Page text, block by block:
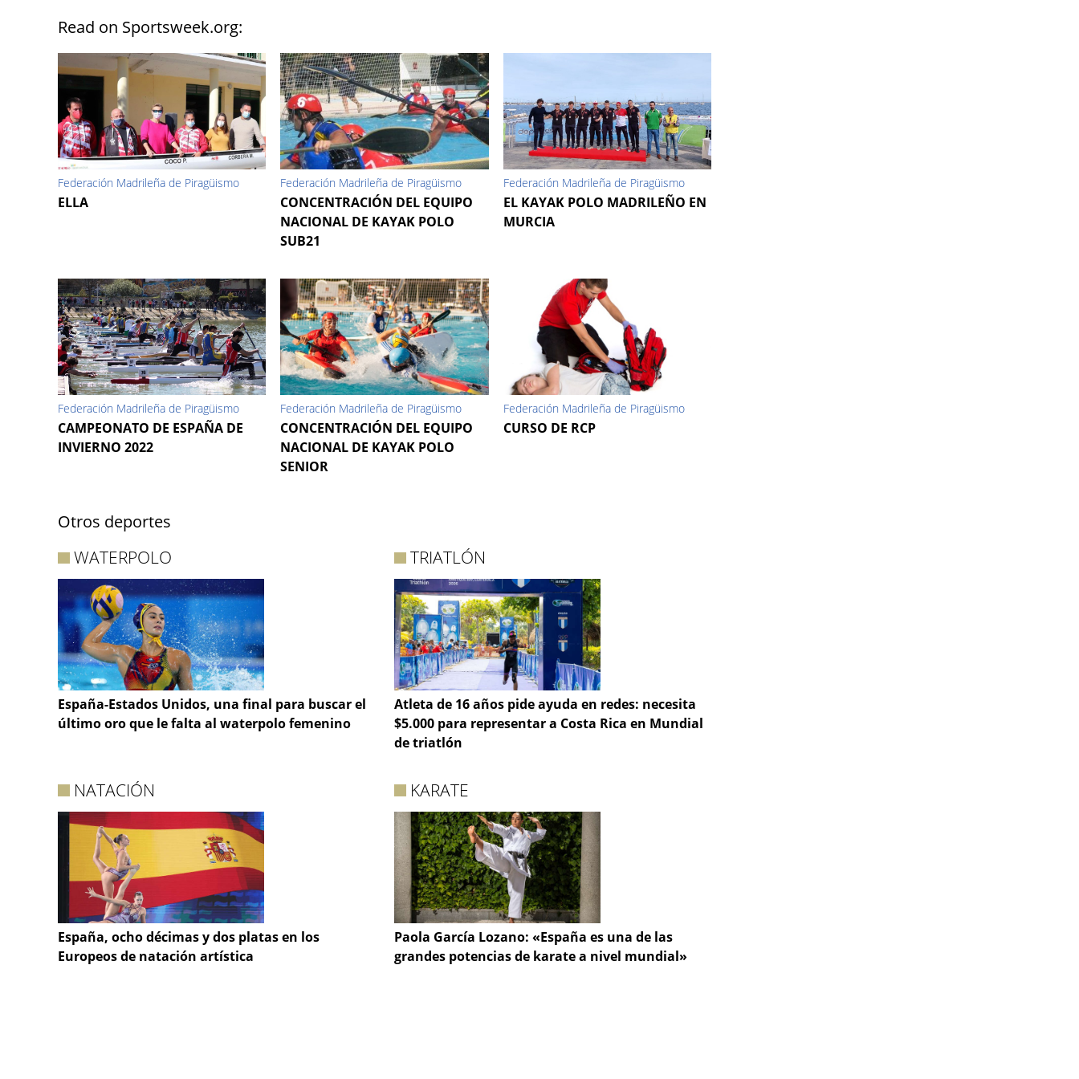
Read on Sportsweek.org:
Federación Madrileña de Piragüismo
ELLA
Federación Madrileña de Piragüismo
CONCENTRACIÓN DEL EQUIPO
NACIONAL DE KAYAK POLO
SUB21
Federación Madrileña de Piragüismo
EL KAYAK POLO MADRILEÑO EN
MURCIA
Federación Madrileña de Piragüismo
CAMPEONATO DE ESPAÑA DE
INVIERNO 2022
Federación Madrileña de Piragüismo
CONCENTRACIÓN DEL EQUIPO
NACIONAL DE KAYAK POLO
SENIOR
Federación Madrileña de Piragüismo
CURSO DE RCP
Otros deportes
WATERPOLO
España-Estados Unidos, una final para buscar el
último oro que le falta al waterpolo femenino
TRIATLÓN
Atleta de 16 años pide ayuda en redes: necesita
$5.000 para representar a Costa Rica en Mundial
de triatlón
NATACIÓN
España, ocho décimas y dos platas en los
Europeos de natación artística
KARATE
Paola García Lozano: «España es una de las
grandes potencias de karate a nivel mundial»